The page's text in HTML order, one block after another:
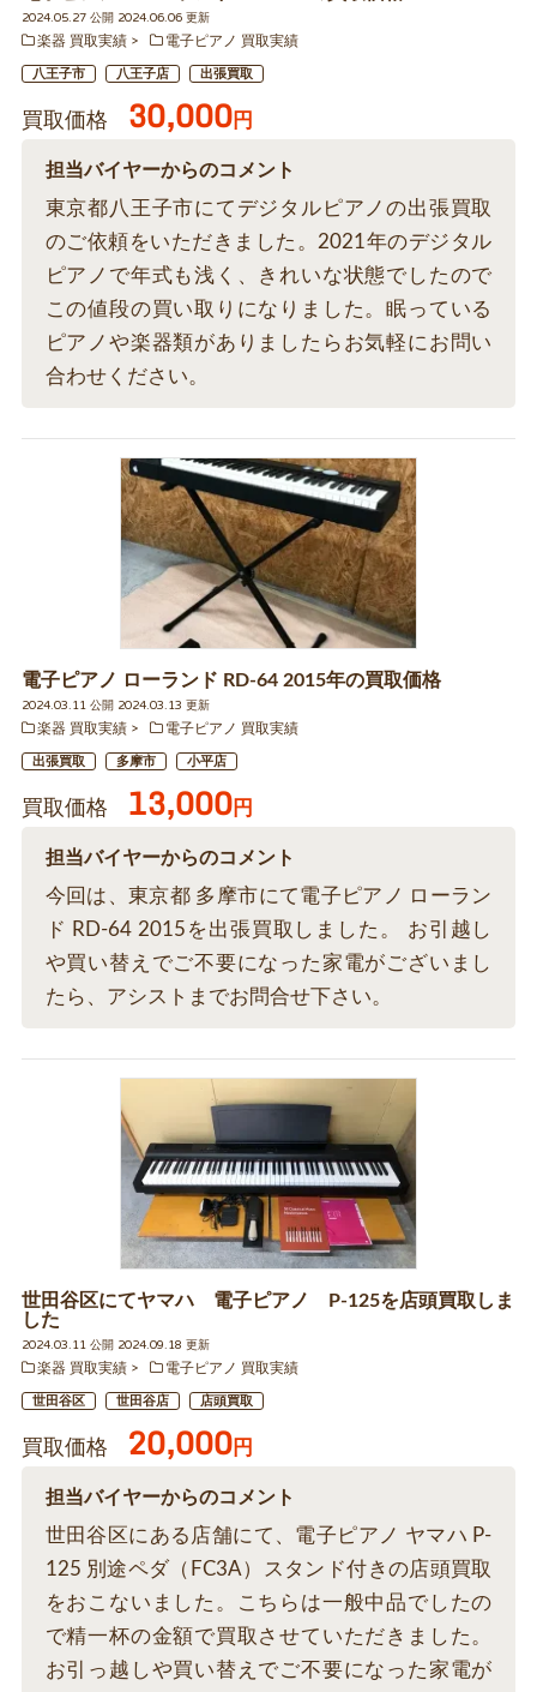
2024.05.27 公開 2024.06.06 更新
楽器 買取実績
電子ピアノ 買取実績
八王子市 八王子店 出張買取
買取価格 30,000円
担当バイヤーからのコメント
東京都八王子市にてデジタルピアノの出張買取
のご依頼をいただきました。2021年のデジタル
ピアノで年式も浅く、きれいな状態でしたので
この値段の買い取りになりました。眠っている
ピアノや楽器類がありましたらお気軽にお問い
合わせください。
電子ピアノ ローランド RD-64 2015年の買取価格
2024.03.11 公開 2024.03.13 更新
楽器 買取実績
電子ピアノ 買取実績
出張買取 多摩市 小平店
買取価格 13,000円
担当バイヤーからのコメント
今回は、東京都 多摩市にて電子ピアノ ローラン
ド RD-64 2015を出張買取しました。 お引越し
や買い替えでご不要になった家電がございまし
たら、アシストまでお問合せ下さい。
世田谷区にてヤマハ 電子ピアノ P-125を店頭買取しま
した
2024.03.11 公開 2024.09.18 更新
楽器 買取実績
電子ピアノ 買取実績
世田谷区 世田谷店 店頭買取
買取価格 20,000円
担当バイヤーからのコメント
世田谷区にある店舗にて、電子ピアノ ヤマハ P-
125 別途ペダ（FC3A）スタンド付きの店頭買取
をおこないました。こちらは一般中品でしたの
で精一杯の金額で買取させていただきました。
お引っ越しや買い替えでご不要になった家電が